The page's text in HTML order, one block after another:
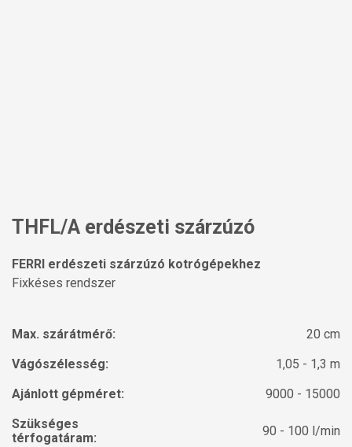
THFL/A erdészeti szárzúzó
FERRI erdészeti szárzúzó kotrógépekhez
Fixkéses rendszer
Max. szárátmérő:
20 cm
Vágószélesség:
1,05 - 1,3 m
Ajánlott gépméret:
9000 - 15000
Szükséges
térfogatáram:
90 - 100 l/min